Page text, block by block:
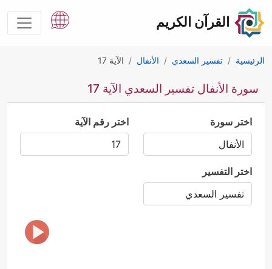
القرآن الكريم
الرئيسية تفسير السعدي الأنفال الآية 17
سورة الأنفال تفسير السعدي الآية 17
اختر سورة اختر رقم الآية
اختر التفسير